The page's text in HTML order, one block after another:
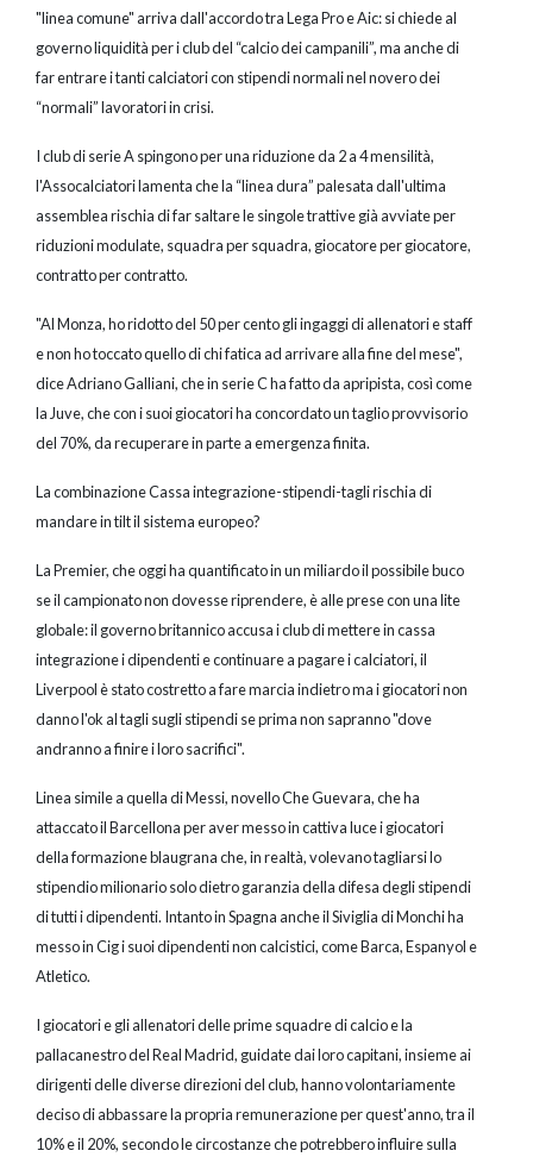
"linea comune" arriva dall'accordo tra Lega Pro e Aic: si chiede al
governo liquidità per i club del “calcio dei campanili”, ma anche di
far entrare i tanti calciatori con stipendi normali nel novero dei
“normali” lavoratori in crisi.
I club di serie A spingono per una riduzione da 2 a 4 mensilità,
l'Assocalciatori lamenta che la “linea dura” palesata dall'ultima
assemblea rischia di far saltare le singole trattive già avviate per
riduzioni modulate, squadra per squadra, giocatore per giocatore,
contratto per contratto.
"Al Monza, ho ridotto del 50 per cento gli ingaggi di allenatori e staff
e non ho toccato quello di chi fatica ad arrivare alla fine del mese",
dice Adriano Galliani, che in serie C ha fatto da apripista, così come
la Juve, che con i suoi giocatori ha concordato un taglio provvisorio
del 70%, da recuperare in parte a emergenza finita.
La combinazione Cassa integrazione-stipendi-tagli rischia di
mandare in tilt il sistema europeo?
La Premier, che oggi ha quantificato in un miliardo il possibile buco
se il campionato non dovesse riprendere, è alle prese con una lite
globale: il governo britannico accusa i club di mettere in cassa
integrazione i dipendenti e continuare a pagare i calciatori, il
Liverpool è stato costretto a fare marcia indietro ma i giocatori non
danno l'ok al tagli sugli stipendi se prima non sapranno "dove
andranno a finire i loro sacrifici".
Linea simile a quella di Messi, novello Che Guevara, che ha
attaccato il Barcellona per aver messo in cattiva luce i giocatori
della formazione blaugrana che, in realtà, volevano tagliarsi lo
stipendio milionario solo dietro garanzia della difesa degli stipendi
di tutti i dipendenti. Intanto in Spagna anche il Siviglia di Monchi ha
messo in Cig i suoi dipendenti non calcistici, come Barca, Espanyol e
Atletico.
I giocatori e gli allenatori delle prime squadre di calcio e la
pallacanestro del Real Madrid, guidate dai loro capitani, insieme ai
dirigenti delle diverse direzioni del club, hanno volontariamente
deciso di abbassare la propria remunerazione per quest'anno, tra il
10% e il 20%, secondo le circostanze che potrebbero influire sulla